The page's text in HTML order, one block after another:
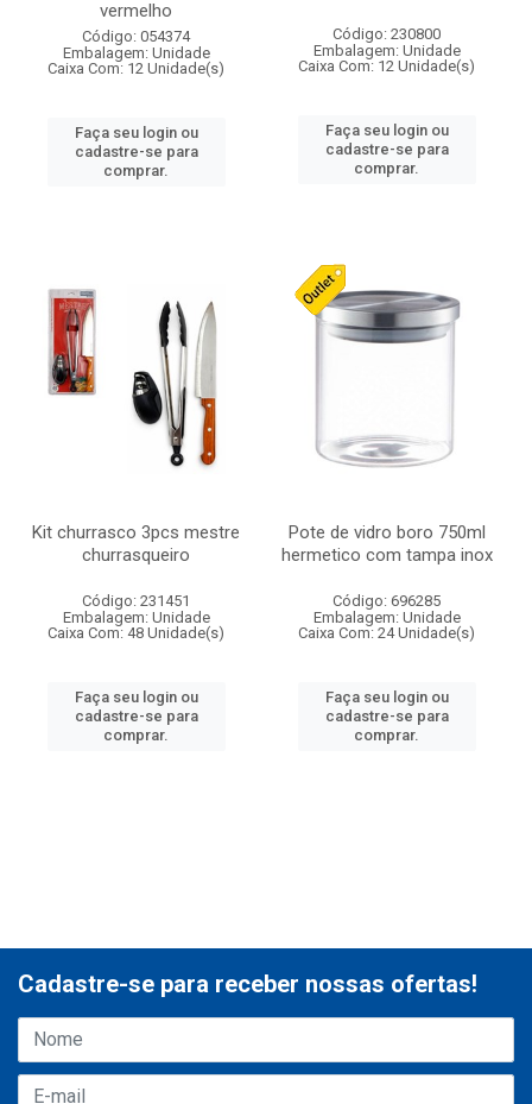
vermelho
Código: 054374
Embalagem: Unidade
Caixa Com: 12 Unidade(s)
Faça seu login ou
cadastre-se para
comprar.
Código: 230800
Embalagem: Unidade
Caixa Com: 12 Unidade(s)
Faça seu login ou
cadastre-se para
comprar.
Kit churrasco 3pcs mestre
churrasqueiro
Código: 231451
Embalagem: Unidade
Caixa Com: 48 Unidade(s)
Faça seu login ou
cadastre-se para
comprar.
Pote de vidro boro 750ml
hermetico com tampa inox
Código: 696285
Embalagem: Unidade
Caixa Com: 24 Unidade(s)
Faça seu login ou
cadastre-se para
comprar.
Cadastre-se para receber nossas ofertas!